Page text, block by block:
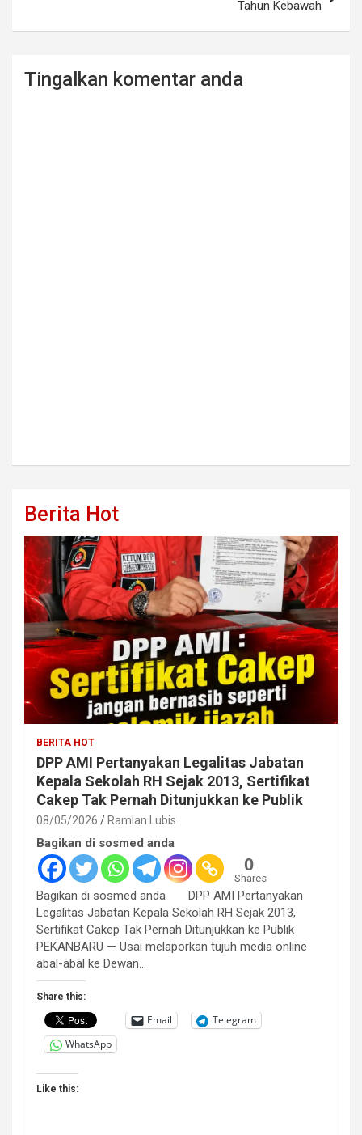
Tahun Kebawah
Tingalkan komentar anda
Berita Hot
BERITA HOT
DPP AMI Pertanyakan Legalitas Jabatan
Kepala Sekolah RH Sejak 2013, Sertifikat
Cakep Tak Pernah Ditunjukkan ke Publik
08/05/2026 Ramlan Lubis
Bagikan di sosmed anda
0
Shares
Bagikan di sosmed anda DPP AMI Pertanyakan
Legalitas Jabatan Kepala Sekolah RH Sejak 2013,
Sertifikat Cakep Tak Pernah Ditunjukkan ke Publik
PEKANBARU — Usai melaporkan tujuh media online
abal-abal ke Dewan…
Share this:
Email
Telegram
WhatsApp
Like this: